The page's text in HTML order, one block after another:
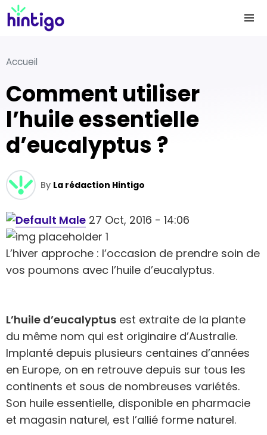
Accueil
Comment utiliser
l’huile essentielle
d’eucalyptus ?
By La rédaction Hintigo
27 Oct, 2016 - 14:06
L’hiver approche : l’occasion de prendre soin de
vos poumons avec l’huile d’eucalyptus.
L’huile d’eucalyptus est extraite de la plante
du même nom qui est originaire d’Australie.
Implanté depuis plusieurs centaines d’années
en Europe, on en retrouve depuis sur tous les
continents et sous de nombreuses variétés.
Son huile essentielle, disponible en pharmacie
et magasin naturel, est l’allié forme naturel.